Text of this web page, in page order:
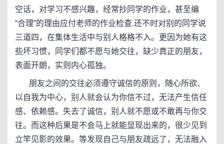
空话，对学习不感兴趣，经常抄同学的作业，甚至编
“合理”的理由应付老师的作业检查.还不时对别的同学说
三道四，在集体生活中与别人格格不入。更因为她有这
些坏习惯，同学们都不愿与她交往，缺少真正的朋友，
表面开朗，实则内心孤独。
朋友之间的交往必须遵守诚信的原则，随心所欲、
以自我为中心，别人就会认为你信不过，无法产生信任
感、依赖感。失去了诚信，别人就不愿或不敢再与你交
往。而这种后果是不会马上就能显现出来的，很少见到
立竿见影的效果。等发现自己与朋友疏远了，无法融入